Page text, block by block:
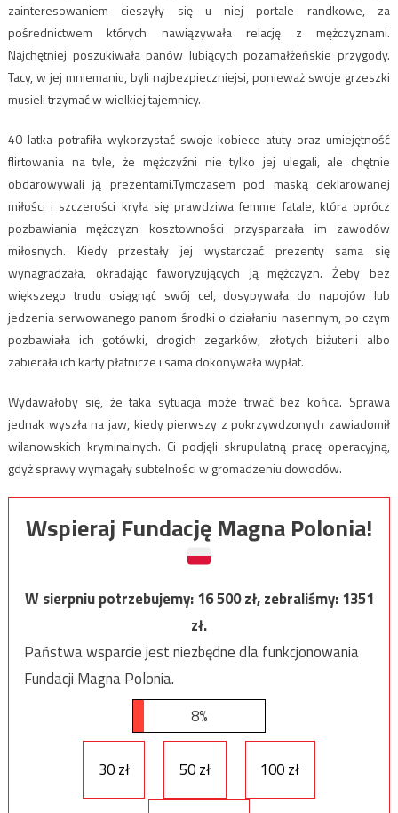
zainteresowaniem cieszyły się u niej portale randkowe, za
pośrednictwem których nawiązywała relację z mężczyznami.
Najchętniej poszukiwała panów lubiących pozamałżeńskie przygody.
Tacy, w jej mniemaniu, byli najbezpieczniejsi, ponieważ swoje grzeszki
musieli trzymać w wielkiej tajemnicy.
40-latka potrafiła wykorzystać swoje kobiece atuty oraz umiejętność
flirtowania na tyle, że mężczyźni nie tylko jej ulegali, ale chętnie
obdarowywali ją prezentami.Tymczasem pod maską deklarowanej
miłości i szczerości kryła się prawdziwa femme fatale, która oprócz
pozbawiania mężczyzn kosztowności przysparzała im zawodów
miłosnych. Kiedy przestały jej wystarczać prezenty sama się
wynagradzała, okradając faworyzujących ją mężczyzn. Żeby bez
większego trudu osiągnąć swój cel, dosypywała do napojów lub
jedzenia serwowanego panom środki o działaniu nasennym, po czym
pozbawiała ich gotówki, drogich zegarków, złotych biżuterii albo
zabierała ich karty płatnicze i sama dokonywała wypłat.
Wydawałoby się, że taka sytuacja może trwać bez końca. Sprawa
jednak wyszła na jaw, kiedy pierwszy z pokrzywdzonych zawiadomił
wilanowskich kryminalnych. Ci podjęli skrupulatną pracę operacyjną,
gdyż sprawy wymagały subtelności w gromadzeniu dowodów.
Wspieraj Fundację Magna Polonia!
W sierpniu potrzebujemy:16 500zł, zebraliśmy:1351
zł.
Państwa wsparcie jest niezbędne dla funkcjonowania
Fundacji Magna Polonia.
8%
30 zł 50 zł 100 zł